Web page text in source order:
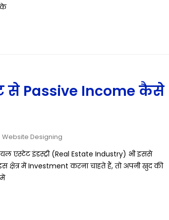
के
से Passive Income कैसे
Website Designing
एस्टेट इंडस्ट्री (Real Estate Industry) भी इससे
में Investment करना चाहते हैं, तो अपनी खुद की